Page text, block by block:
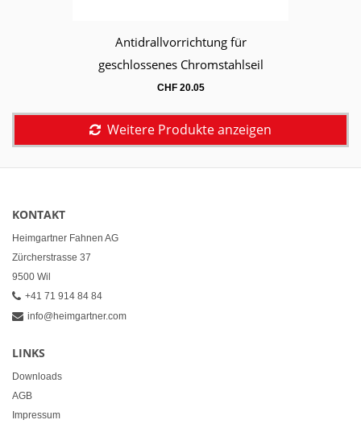
WarenkorbAntidrallvorrichtung für
geschlossenes Chromstahlseil
CHF20.05
Weitere Produkte anzeigen
KONTAKT
Heimgartner Fahnen AG
Zürcherstrasse 37
9500 Wil
+41 71 914 84 84
info@heimgartner.com
LINKS
Downloads
AGB
Impressum